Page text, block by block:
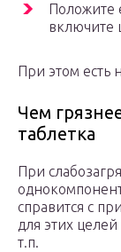
Положите
включите
При этом есть
Чем
таблетка
При
справится с
для этих
т.п.